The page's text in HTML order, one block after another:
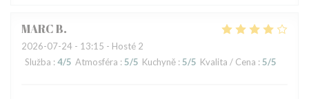
MARCB
2026-07-24 - 13:15 - Hosté 2
Služba : 4/5 Atmosféra : 5/5 Kuchyně : 5/5 Kvalita / Cena : 5/5